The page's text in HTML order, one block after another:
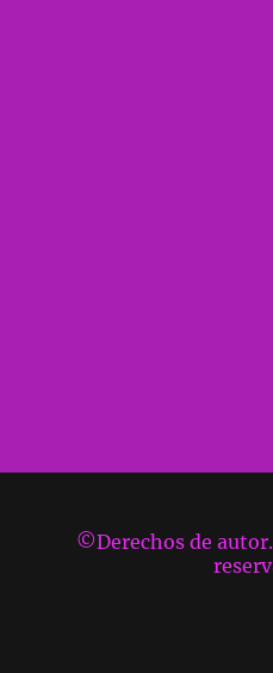
©Derechos de